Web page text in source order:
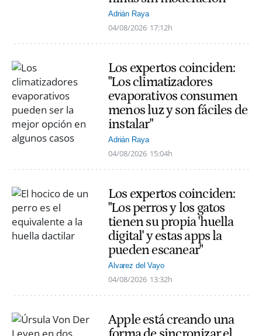
Adrián Raya
04/08/2026 17:12h
Los expertos coinciden:
"Los climatizadores
evaporativos consumen
menos luz y son fáciles de
instalar"
Adrián Raya
04/08/2026 15:04h
Los expertos coinciden:
"Los perros y los gatos
tienen su propia 'huella
digital' y estas apps la
pueden escanear"
Alvarez del Vayo
04/08/2026 13:32h
Apple está creando una